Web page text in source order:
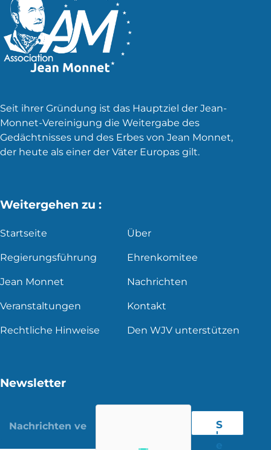
Seit ihrer Gründung ist das Hauptziel der Jean-
Monnet-Vereinigung die Weitergabe des
Gedächtnisses und des Erbes von Jean Monnet,
der heute als einer der Väter Europas gilt.
Weitergehen zu :
Startseite Über
Regierungsführung Ehrenkomitee
Jean Monnet Nachrichten
Veranstaltungen Kontakt
Rechtliche Hinweise Den WJV unterstützen
Newsletter
S
'